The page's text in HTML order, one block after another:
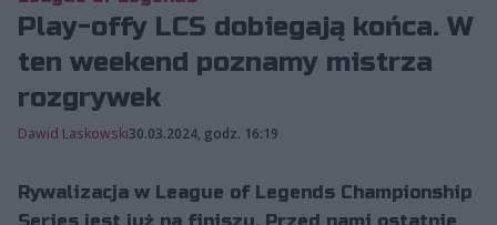
Play-offy LCS dobiegają końca. W
ten weekend poznamy mistrza
rozgrywek
Dawid Laskowski30.03.2024, godz. 16:19
Rywalizacja w League of Legends Championship